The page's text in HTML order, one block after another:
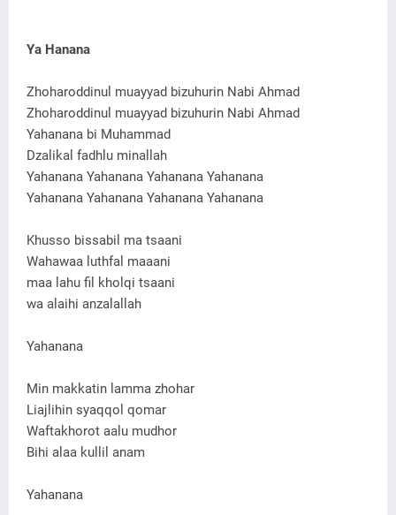
Ya Hanana
Zhoharoddinul muayyad bizuhurin Nabi Ahmad
Zhoharoddinul muayyad bizuhurin Nabi Ahmad
Yahanana bi Muhammad
Dzalikal fadhlu minallah
Yahanana Yahanana Yahanana Yahanana
Yahanana Yahanana Yahanana Yahanana
Khusso bissabil ma tsaani
Wahawaa luthfal maaani
maa lahu fil kholqi tsaani
wa alaihi anzalallah
Yahanana
Min makkatin lamma zhohar
Liajlihin syaqqol qomar
Waftakhorot aalu mudhor
Bihi alaa kullil anam
Yahanana